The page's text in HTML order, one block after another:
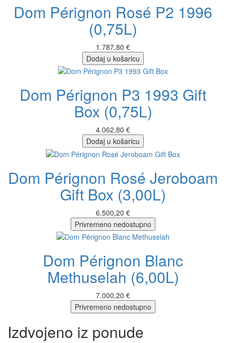
Dom Pérignon Rosé P2 1996
(0,75L)
1.787,80 €
Dodaj u košaricu
Dom Pérignon P3 1993 Gift
Box (0,75L)
4.062,80 €
Dodaj u košaricu
Dom Pérignon Rosé Jeroboam
Gift Box (3,00L)
6.500,20 €
Privremeno nedostupno
Dom Pérignon Blanc
Methuselah (6,00L)
7.000,20 €
Privremeno nedostupno
Izdvojeno iz ponude